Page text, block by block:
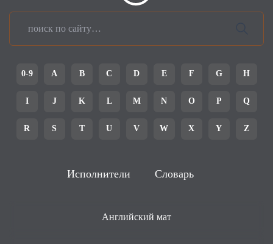
0-9 A B C D E F G H
I J K L M N O P Q
R S T U V W X Y Z
Исполнители Словарь
Английский мат